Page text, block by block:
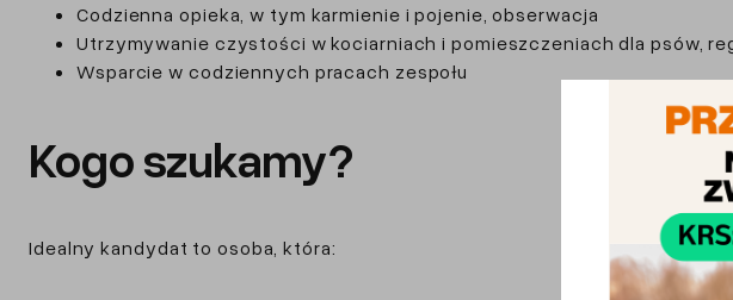
Codzienna opieka, w tym karmienie i pojenie, obserwacja
Utrzymywanie czystości w kociarniach i pomieszczeniach dla psów,
Wsparcie w codziennych pracach zespołu
Kogo szukamy?
Idealny kandydat to osoba, która: